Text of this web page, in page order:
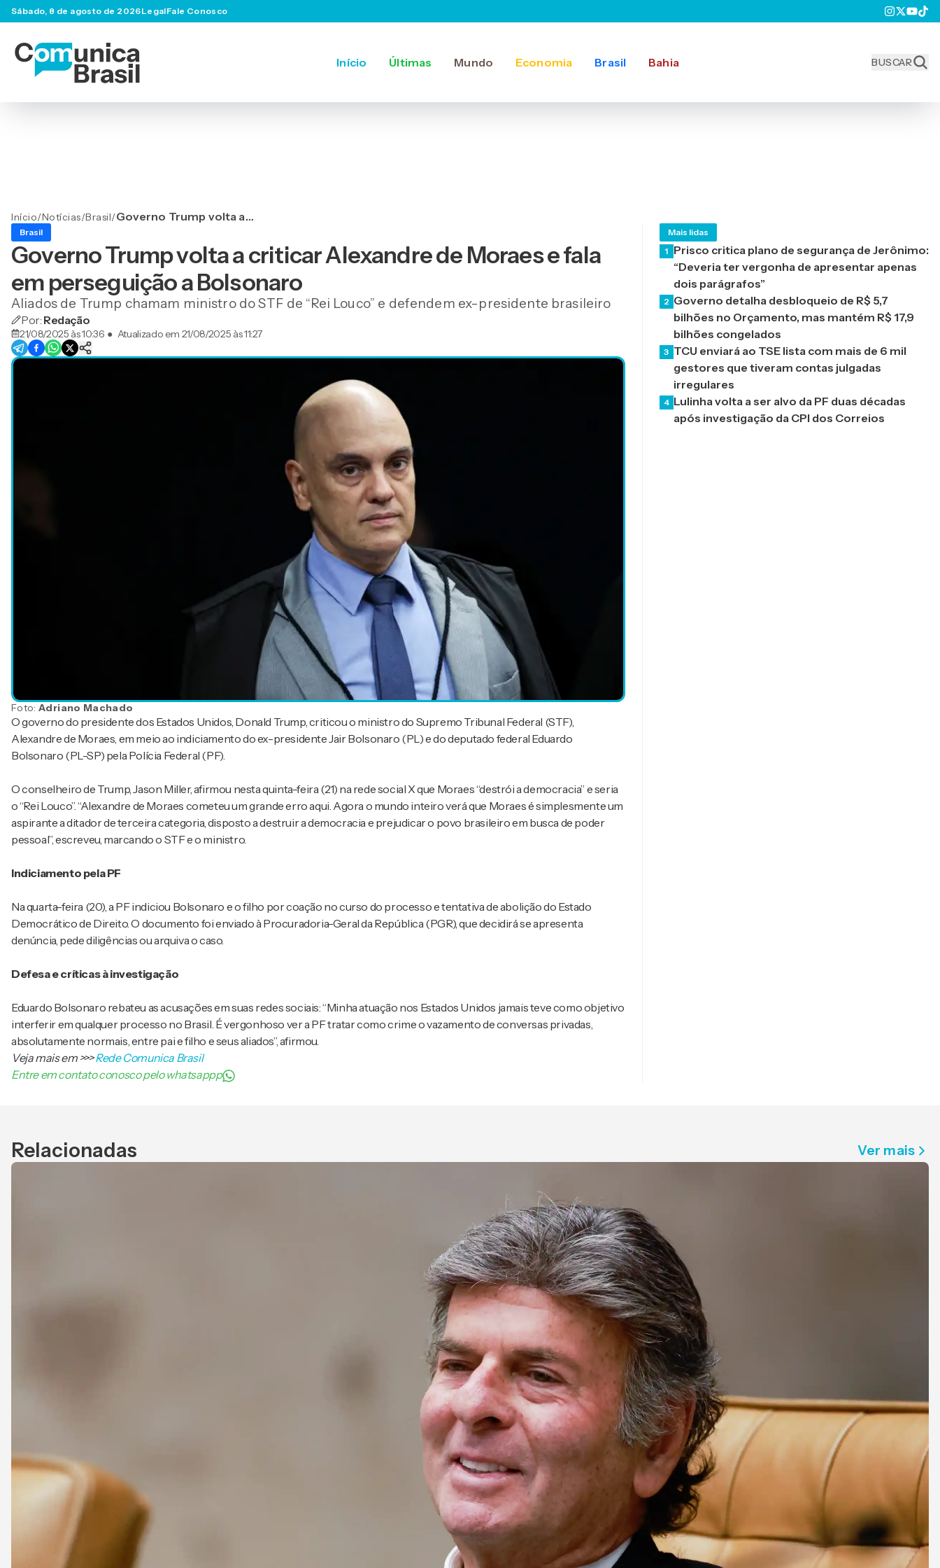
Sábado, 8 de agosto de 2026LegalFale Conosco
Início Últimas Mundo Economia Brasil Bahia BUSCAR
Início/Notícias/Brasil/Governo Trump volta a
Moraes e fala em
perseguição a Bolsonaro
Brasil
Governo Trump volta a criticar Alexandre de Moraes e fala
em perseguição a Bolsonaro
Aliados de Trump chamam ministro do STF de “Rei Louco” e defendem ex-presidente brasileiro
Por: Redação
21/08/2025 às 10:36 ● Atualizado em 21/08/2025 às 11:27
Foto:Adriano Machado
O governo do presidente dos Estados Unidos, Donald Trump, criticou o ministro do Supremo Tribunal Federal (STF),
Alexandre de Moraes, em meio ao indiciamento do ex-presidente Jair Bolsonaro (PL) e do deputado federal Eduardo
Bolsonaro (PL-SP) pela Polícia Federal (PF).
O conselheiro de Trump, Jason Miller, afirmou nesta quinta-feira (21) na rede social X que Moraes “destrói a democracia” e seria
o “Rei Louco”. “Alexandre de Moraes cometeu um grande erro aqui. Agora o mundo inteiro verá que Moraes é simplesmente um
aspirante a ditador de terceira categoria, disposto a destruir a democracia e prejudicar o povo brasileiro em busca de poder
pessoal”, escreveu, marcando o STF e o ministro.
Indiciamento pela PF
Na quarta-feira (20), a PF indiciou Bolsonaro e o filho por coação no curso do processo e tentativa de abolição do Estado
Democrático de Direito. O documento foi enviado à Procuradoria-Geral da República (PGR), que decidirá se apresenta
denúncia, pede diligências ou arquiva o caso.
Defesa e críticas à investigação
Eduardo Bolsonaro rebateu as acusações em suas redes sociais: “Minha atuação nos Estados Unidos jamais teve como objetivo
interferir em qualquer processo no Brasil. É vergonhoso ver a PF tratar como crime o vazamento de conversas privadas,
absolutamente normais, entre pai e filho e seus aliados”, afirmou.
Veja mais em>>>Rede Comunica Brasil
Entre em contato conosco pelo whatsappp
Mais lidas
1 Prisco critica plano de segurança de Jerônimo:
“Deveria ter vergonha de apresentar apenas
dois parágrafos”
2 Governo detalha desbloqueio de R$ 5,7
bilhões no Orçamento, mas mantém R$ 17,9
bilhões congelados
3 TCU enviará ao TSE lista com mais de 6 mil
gestores que tiveram contas julgadas
irregulares
4 Lulinha volta a ser alvo da PF duas décadas
após investigação da CPI dos Correios
Relacionadas Ver mais